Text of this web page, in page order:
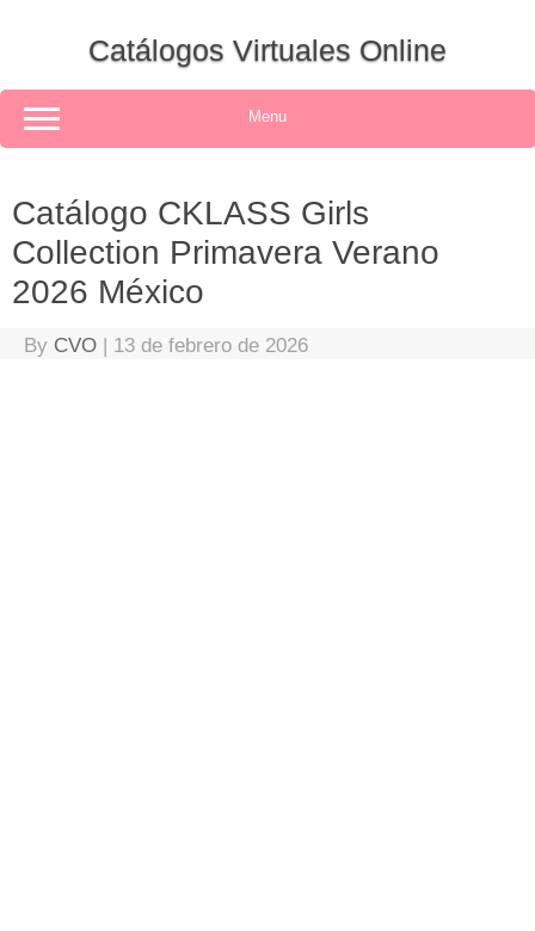
Catálogos Virtuales Online
Menu
Catálogo CKLASS Girls
Collection Primavera Verano
2026 México
By CVO | 13 de febrero de 2026